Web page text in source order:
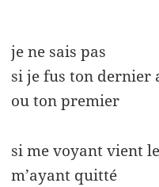
je ne sais pas
si je fus ton dernier
ou ton premier
si me voyant vient
m’ayant quitté